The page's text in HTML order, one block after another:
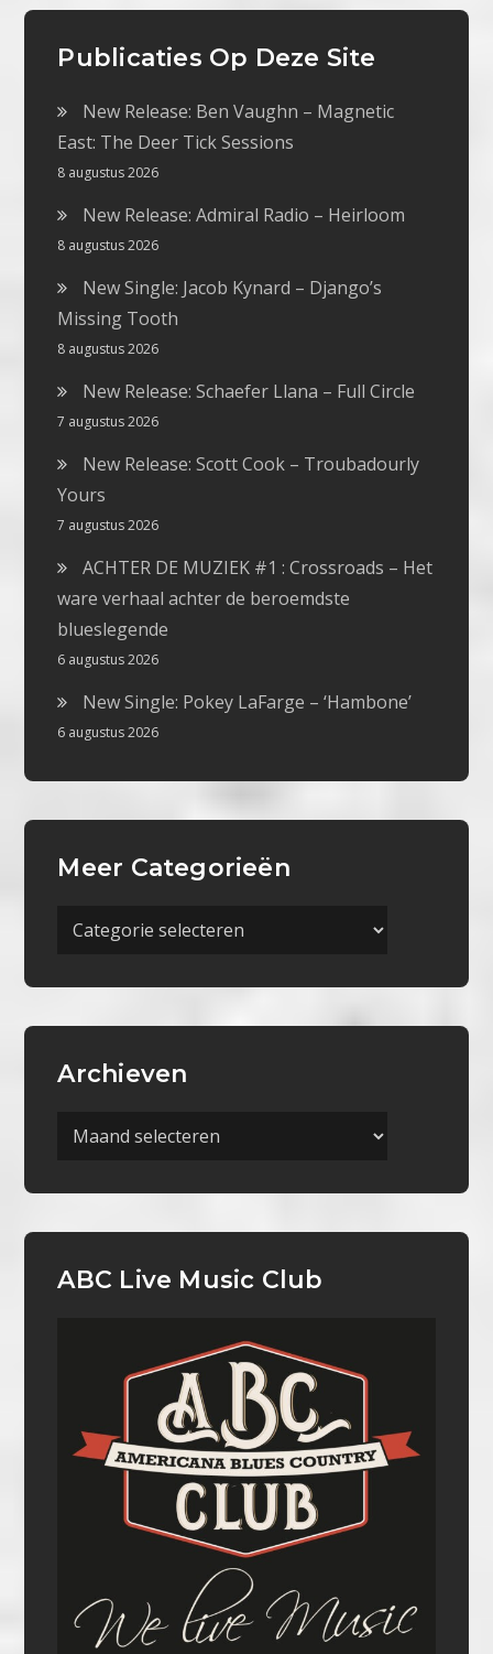
Publicaties Op Deze Site
New Release: Ben Vaughn – Magnetic
East: The Deer Tick Sessions
8 augustus 2026
New Release: Admiral Radio – Heirloom
8 augustus 2026
New Single: Jacob Kynard – Django’s
Missing Tooth
8 augustus 2026
New Release: Schaefer Llana – Full Circle
7 augustus 2026
New Release: Scott Cook – Troubadourly
Yours
7 augustus 2026
ACHTER DE MUZIEK #1 : Crossroads – Het
ware verhaal achter de beroemdste
blueslegende
6 augustus 2026
New Single: Pokey LaFarge – ‘Hambone’
6 augustus 2026
Meer Categorieën
Meer
Archieven
Archieven
ABC Live Music Club